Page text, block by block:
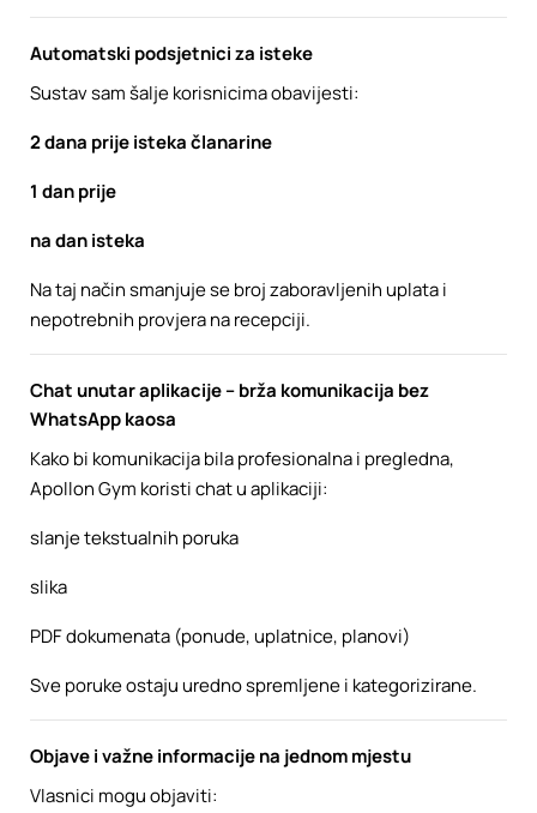
Automatski podsjetnici za isteke
Sustav sam šalje korisnicima obavijesti:
2 dana prije isteka članarine
1 dan prije
na dan isteka
Na taj način smanjuje se broj zaboravljenih uplata i
nepotrebnih provjera na recepciji.
Chat unutar aplikacije – brža komunikacija bez
WhatsApp kaosa
Kako bi komunikacija bila profesionalna i pregledna,
Apollon Gym koristi chat u aplikaciji:
slanje tekstualnih poruka
slika
PDF dokumenata (ponude, uplatnice, planovi)
Sve poruke ostaju uredno spremljene i kategorizirane.
Objave i važne informacije na jednom mjestu
Vlasnici mogu objaviti: